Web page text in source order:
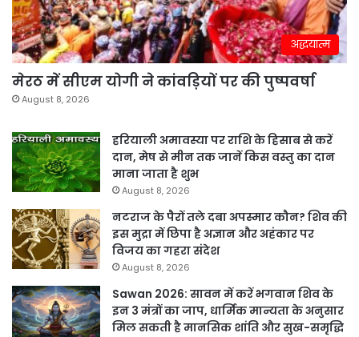
अद्धयात्म
मेरठ में सीएम योगी ने कांवड़ियों पर की पुष्पवर्षा
August 8, 2026
हरियाली अमावस्या पर राशि के हिसाब से करें
दान, मेष से मीन तक जानें किस वस्तु का दान
माना जाता है शुभ
August 8, 2026
नटराज के पैरों तले दबा अपस्मार कौन? शिव की
इस मुद्रा में छिपा है अज्ञान और अहंकार पर
विजय का गहरा संदेश
August 8, 2026
Sawan 2026: सावन में करें भगवान शिव के
इन 3 मंत्रों का जाप, धार्मिक मान्यता के अनुसार
मिल सकती है मानसिक शांति और सुख-समृद्धि